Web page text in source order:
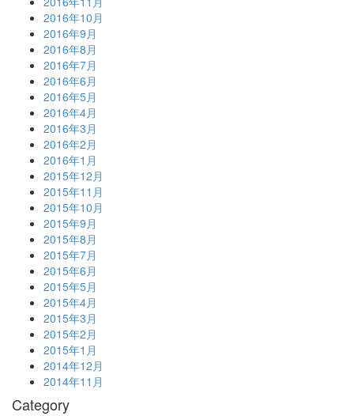
2016年10月
2016年9月
2016年8月
2016年7月
2016年6月
2016年5月
2016年4月
2016年3月
2016年2月
2016年1月
2015年12月
2015年11月
2015年10月
2015年9月
2015年8月
2015年7月
2015年6月
2015年5月
2015年4月
2015年3月
2015年2月
2015年1月
2014年12月
2014年11月
Category